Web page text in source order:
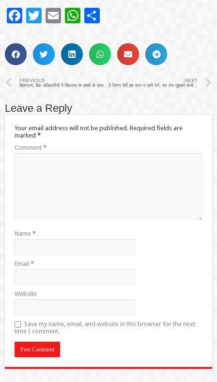
Facebook
Twitter
EmailWhatsApp
PREVIOUS
बिलग्राम, बैंक अधिकारियों ने विद्यालय के बच्चों के साथ मनाया गणतंत्र दिवस
NEXT
ऐ तिरंगा तेरी हम शान न जाने देगें, सर तेरा तुझको कभी हम न झुकाने देगें
Leave a Reply
Your email address will not be published. Required fields are
marked *
Comment *
Name *
Email *
Website
Save my name, email, and website in this browser for the next
time I comment.